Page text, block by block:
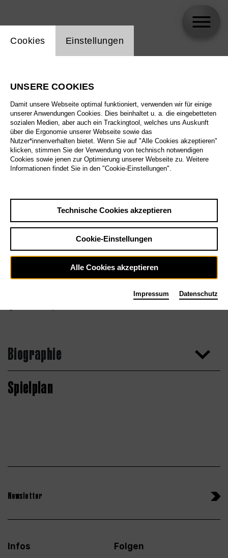
Biographie
Spielplan
Newsletter
Infos
Folgen
Einstellung Website Cookie
Cookies Einstellungen
UNSERE COOKIES
Damit unsere Webseite optimal funktioniert, verwenden wir für einige
unserer Anwendungen Cookies. Dies beinhaltet u. a. die eingebetteten
sozialen Medien, aber auch ein Trackingtool, welches uns Auskunft
über die Ergonomie unserer Webseite sowie das
Nutzer*innenverhalten bietet. Wenn Sie auf "Alle Cookies akzeptieren"
klicken, stimmen Sie der Verwendung von technisch notwendigen
Cookies sowie jenen zur Optimierung unserer Webseite zu. Weitere
Informationen findet Sie in den "Cookie-Einstellungen".
Technische Cookies akzeptieren
Cookie-Einstellungen
Alle Cookies akzeptieren
Impressum Datenschutz